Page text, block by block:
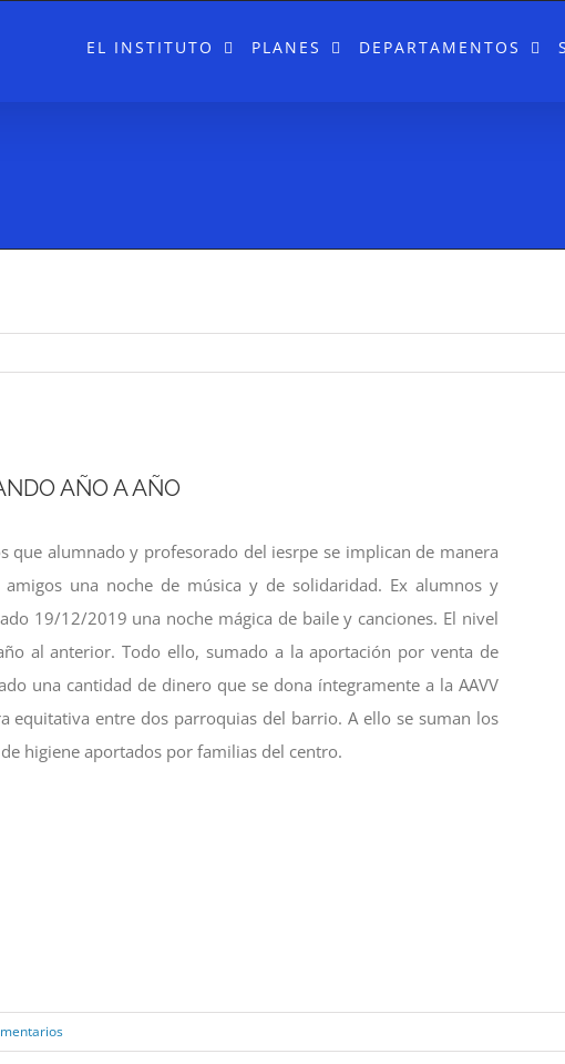
EL INSTITUTO PLANES DEPARTAMENTOS
AÑO A AÑO
que alumnado y profesorado del iesrpe se implican de manera
una noche de música y de solidaridad. Ex alumnos y
19/12/2019 una noche mágica de baile y canciones. El nivel
al anterior. Todo ello, sumado a la aportación por venta de
una cantidad de dinero que se dona íntegramente a la AAVV
equitativa entre dos parroquias del barrio. A ello se suman los
higiene aportados por familias del centro.